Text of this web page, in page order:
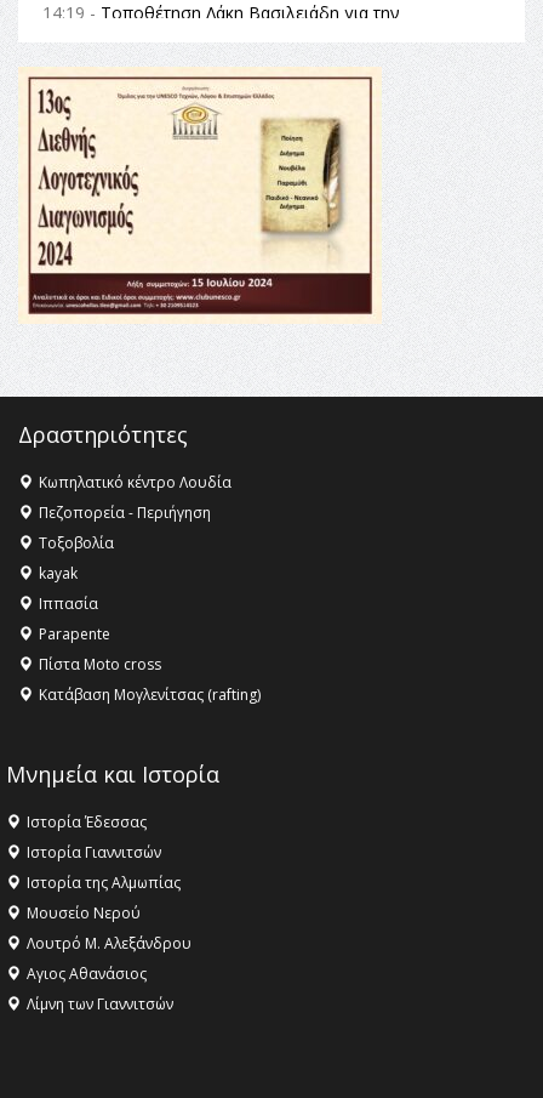
14:19 - Τοποθέτηση Λάκη Βασιλειάδη για την
Αναθεώρηση του Συντάγματος: «Σε τέτοιες κορυφαίες
θεσμικές διαδικασίες υπάρχει μόνο η ευθύνη απέναντι
στις επόμενες γενιές»
16:35 -
Το πρόγραμμα του ΠΑΟΚ στον δεύτερο γύρο του
Champions League!
16:27 -Όλυμπος: Εντάχθηκε στον Κατάλογο Παγκόσμιας
Κληρονομιάς της UNESCO – Ομόφωνη η απόφαση Ο
Όλυμπος αναγνωρίστηκε ως φυσικό και πολιτιστικό
αγαθό εξέχουσας οικουμενικής αξίας για την
ανθρωπότητα
16:18 -ΕΝΟΡΙΑΚΕΣ ΚΑΛΟΚΑΙΡΙΝΕΣ ΔΡΑΣΕΙΣ ΓΙΑ ΠΑΙΔΙΑ
ΣΤΗΝ ΕΔΕΣΣΑ
Δραστηριότητες
Κωπηλατικό κέντρο Λουδία
Πεζοπορεία - Περιήγηση
Τοξοβολία
kayak
Ιππασία
Parapente
Πίστα Moto cross
Κατάβαση Μογλενίτσας (rafting)
Μνημεία και Ιστορία
Ιστορία Έδεσσας
Ιστορία Γιαννιτσών
Ιστορία της Αλμωπίας
Μουσείο Νερού
Λουτρό Μ. Αλεξάνδρου
Αγιος Αθανάσιος
Λίμνη των Γιαννιτσών